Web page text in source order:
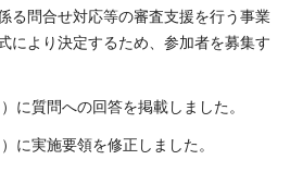
る問合せ対応等の審査支援を行う事業
により決定するため、参加者を募集す
に質問への回答を掲載しました。
に実施要領を修正しました。